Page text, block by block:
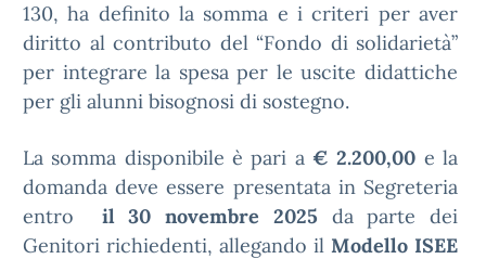
130, ha definito la somma e i criteri per aver
diritto al contributo del “Fondo di solidarietà”
per integrare la spesa per le uscite didattiche
per gli alunni bisognosi di sostegno.
La somma disponibile è pari a € 2.200,00 e la
domanda deve essere presentata in Segreteria
entro il 30 novembre 2025 da parte dei
Genitori richiedenti, allegando il Modello ISEE